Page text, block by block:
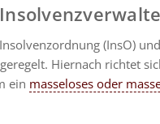
(InsO)
Hiernach richtet
ein masseloses oder